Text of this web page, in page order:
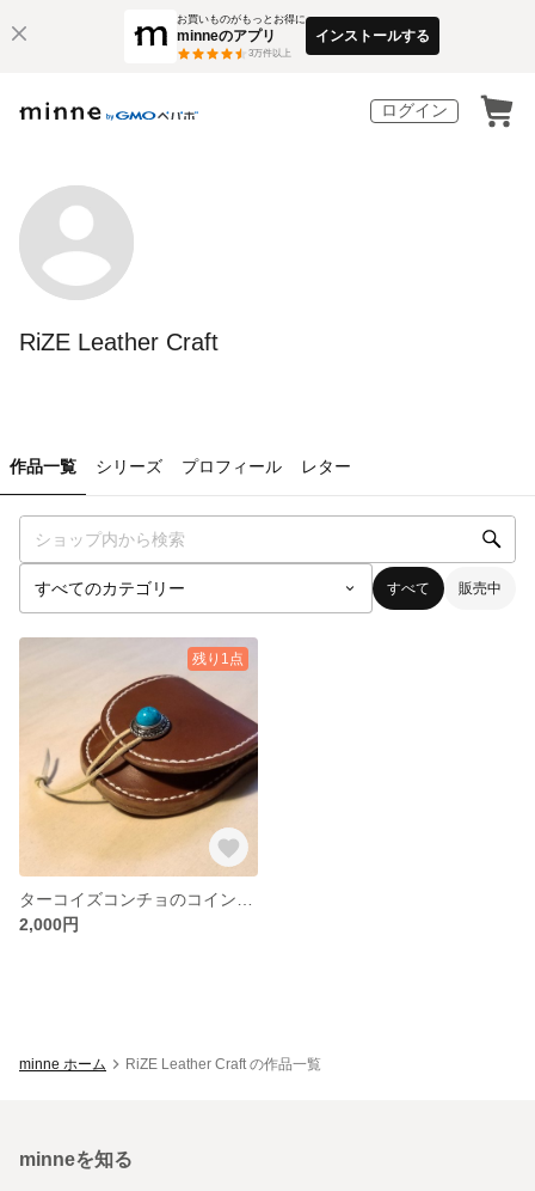
お買いものがもっとお得に
minneのアプリ
3万件以上
インストールする
ログイン
RiZE Leather Craft
作品一覧 シリーズ プロフィール レター
すべて 販売中
残り1点
2,000円
minne ホーム RiZE Leather Craft の作品一覧
minneを知る